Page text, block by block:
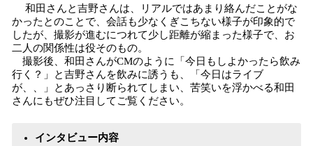
和田さんと吉野さんは、リアルではあまり絡んだことがな
かったとのことで、会話も少なくぎこちない様子が印象的で
したが、撮影が進むにつれて少し距離が縮まった様子で、お
二人の関係性は役そのもの。
撮影後、和田さんがCMのように「今日もしよかったら飲み
行く？」と吉野さんを飲みに誘うも、「今日はライブ
が、、」とあっさり断られてしまい、苦笑いを浮かべる和田
さんにもぜひ注目してご覧ください。
インタビュー内容